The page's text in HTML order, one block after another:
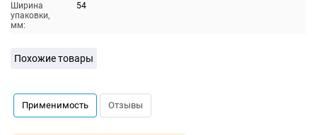
Ширина
упаковки,
мм:
54
Похожие товары
Применимость Отзывы